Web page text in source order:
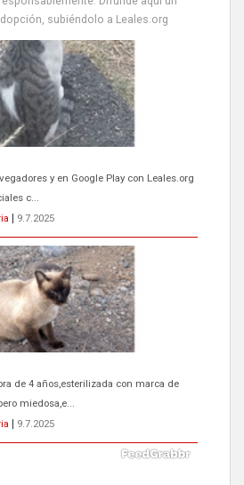
subiéndolo a Leales.org
y en Google Play con Leales.org
c...
9.7.2025
de 4 años,esterilizada con marca de
miedosa,e...
9.7.2025